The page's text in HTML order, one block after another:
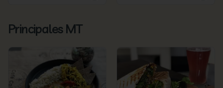
Principales MT